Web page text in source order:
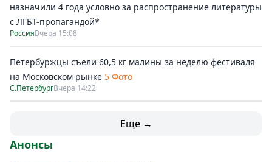
назначили 4 года условно за распространение литературы
с ЛГБТ-пропагандой*
РоссияВчера 15:08
Петербуржцы съели 60,5 кг малины за неделю фестиваля
на Московском рынке 5 Фото
С.ПетербургВчера 14:22
Еще →
Анонсы